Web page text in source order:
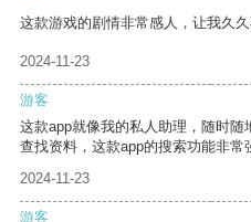
这款游戏的剧情非常感人，让我久久
2024-11-23
游客
这款app就像我的私人助理，随时
查找资料，这款app的搜索功能非常
2024-11-23
游客